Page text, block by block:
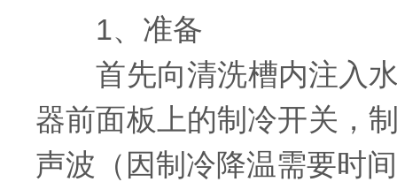
1、准备
首先向清洗槽内注入水
器前面板上的制冷开关，
声波（因制冷降温需要时